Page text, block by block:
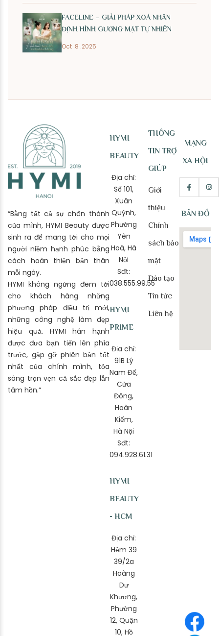
FACELINE – GIẢI PHÁP XOÁ NHĂN
ĐỊNH HÌNH GƯƠNG MẶT TỰ NHIÊN
Oct .8 .2025
“Bằng tất cả sự chân thành
của mình, HYMI Beauty được
sinh ra để mang tới cho mọi
người niềm hạnh phúc bằng
cách hoàn thiện bản thân
mỗi ngày.
HYMI không ngừng đem tới
cho khách hàng những
phương pháp điều trị mới,
những công nghệ làm đẹp
hiệu quả. HYMI hân hạnh
được đưa bạn tiến lên phía
trước, gặp gỡ phiên bản tốt
nhất của chính mình, tỏa
sáng trọn vẹn cả sắc đẹp lẫn
tâm hồn.”
HYMI
BEAUTY
Địa chỉ:
Số 101,
Xuân
Quỳnh,
Phường
Yên
Hoà, Hà
Nội
Sđt:
038.555.99.55
HYMI
PRIME
Địa chỉ:
91B Lý
Nam Đế,
Cửa
Đông,
Hoàn
Kiếm,
Hà Nội
Sđt:
094.928.61.31
HYMI
BEAUTY
- HCM
Địa chỉ:
Hẻm 39
39/2a
Hoàng
Dư
Khương,
Phường
12, Quận
10, Hồ
THÔNG
TIN TRỢ
GIÚP
Giới
thiệu
Chính
sách bảo
mật
Đào tạo
Tin tức
Liên hệ
MẠNG
XÃ HỘI
BẢN ĐỒ